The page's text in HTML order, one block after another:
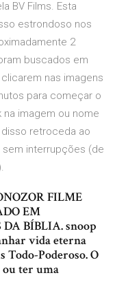
BV Films. Esta
estrondoso nos
2
buscados em
nas imagens
para começar o
imagem ou nome
retroceda ao
interrupções (de
FILME
EM
DA BÍBLIA. snoop
vida eterna
Todo-Poderoso. O
ou ter uma